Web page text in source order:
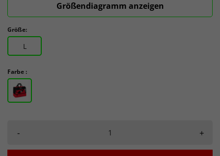
Größendiagramm anzeigen
Größe:
L
Farbe :
- +